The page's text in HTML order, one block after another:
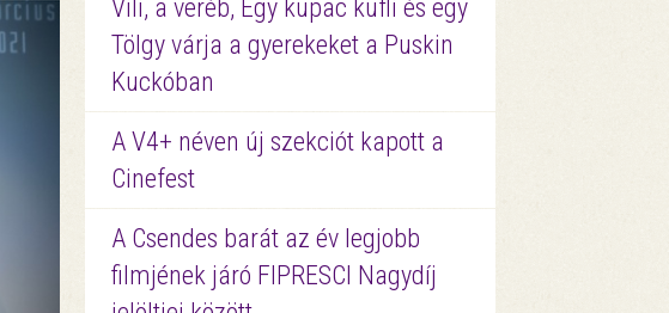
Vili, a veréb, Egy kupac kufli és egy
Tölgy várja a gyerekeket a Puskin
Kuckóban
A V4+ néven új szekciót kapott a
Cinefest
A Csendes barát az év legjobb
filmjének járó FIPRESCI Nagydíj